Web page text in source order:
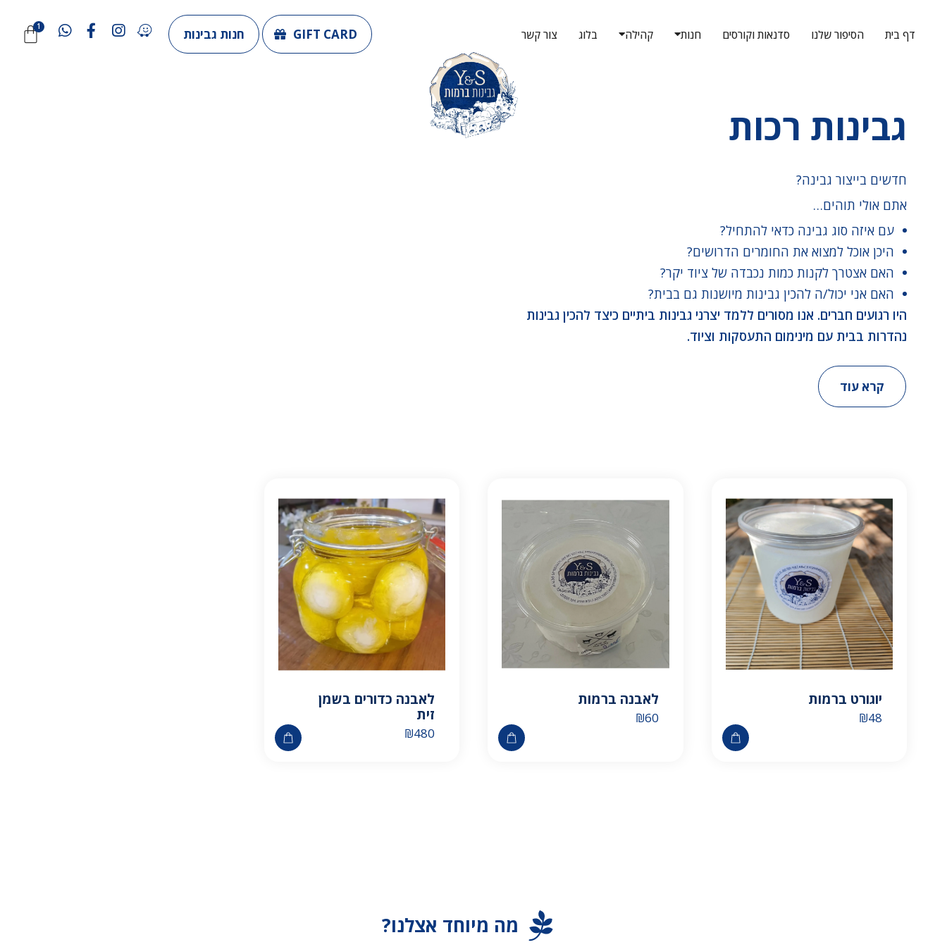
דף בית הסיפור שלנו סדנאות וקורסים חנות קהילה בלוג צור קשר GIFT CARD חנות גבינות
גבינות רכות
חדשים בייצור גבינה?
אתם אולי תוהים…
עם איזה סוג גבינה כדאי להתחיל?
היכן אוכל למצוא את החומרים הדרושים?
האם אצטרך לקנות כמות נכבדה של ציוד יקר?
האם אני יכול/ה להכין גבינות מיושנות גם בבית?
היו רגועים חברים. אנו מסורים ללמד יצרני גבינות ביתיים כיצד להכין גבינות
נהדרות בבית עם מינימום התעסקות וציוד.
קרא עוד
יוגורט ברמות
₪48
לאבנה ברמות
₪60
לאבנה כדורים בשמן
זית
₪480
מה מיוחד אצלנו?